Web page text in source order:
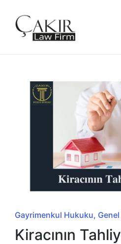
Posted
in
Gayrimenkul Hukuku Genel
Kiracının